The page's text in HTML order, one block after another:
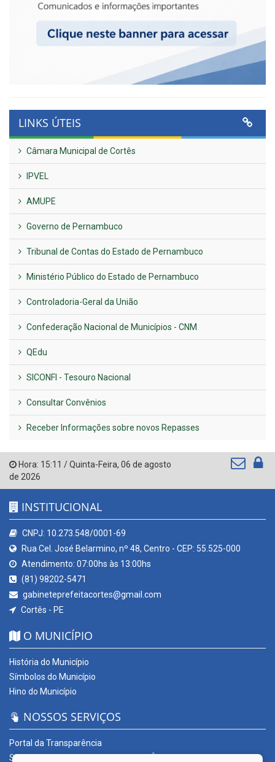
LINKS ÚTEIS
Câmara Municipal de Cortês
IPVEL
AMUPE
Governo de Pernambuco
Tribunal de Contas do Estado de Pernambuco
Ministério Público do Estado de Pernambuco
Controladoria-Geral da União
Confederação Nacional de Municípios - CNM
QEdu
SICONFI - Tesouro Nacional
Consultar Convênios
Receber Informações sobre novos Repasses
Hora: 15:11 /Quinta-Feira, 06 de agosto
de 2026
INSTITUCIONAL
CNPJ: 10.273.548/0001-69
Rua Cel. José Belarmino, nº 48, Centro - CEP: 55.525-000
Atendimento: 07:00hs às 13:00hs
(81) 98202-5471
gabineteprefeitacortes@gmail.com
Cortês - PE
O MUNICÍPIO
História do Município
Símbolos do Município
Hino do Município
NOSSOS SERVIÇOS
Portal da Transparência
SERVIÇOS DIGITAIS: CONECTA CORTÊS